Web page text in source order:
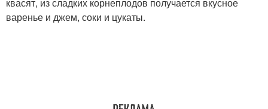
варенье и джем, соки и цукаты.